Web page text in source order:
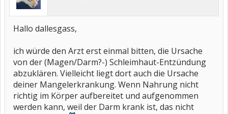
Hallo dallesgass,
ich würde den Arzt erst einmal bitten, die Ursache
von der (Magen/Darm?-) Schleimhaut-Entzündung
abzuklären. Vielleicht liegt dort auch die Ursache
deiner Mangelerkrankung. Wenn Nahrung nicht
richtig im Körper aufbereitet und aufgenommen
werden kann, weil der Darm krank ist, das nicht